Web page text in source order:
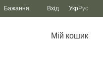
Бажання Вхід УкрРус
Мій кошик